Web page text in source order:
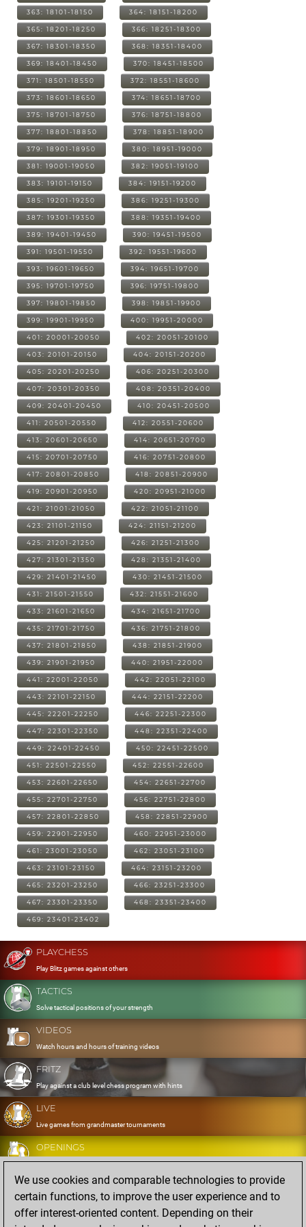
363: 18101-18150 364: 18151-18200
365: 18201-18250 366: 18251-18300
367: 18301-18350 368: 18351-18400
369: 18401-18450 370: 18451-18500
371: 18501-18550 372: 18551-18600
373: 18601-18650 374: 18651-18700
375: 18701-18750 376: 18751-18800
377: 18801-18850 378: 18851-18900
379: 18901-18950 380: 18951-19000
381: 19001-19050 382: 19051-19100
383: 19101-19150 384: 19151-19200
385: 19201-19250 386: 19251-19300
387: 19301-19350 388: 19351-19400
389: 19401-19450 390: 19451-19500
391: 19501-19550 392: 19551-19600
393: 19601-19650 394: 19651-19700
395: 19701-19750 396: 19751-19800
397: 19801-19850 398: 19851-19900
399: 19901-19950 400: 19951-20000
401: 20001-20050 402: 20051-20100
403: 20101-20150 404: 20151-20200
405: 20201-20250 406: 20251-20300
407: 20301-20350 408: 20351-20400
409: 20401-20450 410: 20451-20500
411: 20501-20550 412: 20551-20600
413: 20601-20650 414: 20651-20700
415: 20701-20750 416: 20751-20800
417: 20801-20850 418: 20851-20900
419: 20901-20950 420: 20951-21000
421: 21001-21050 422: 21051-21100
423: 21101-21150 424: 21151-21200
425: 21201-21250 426: 21251-21300
427: 21301-21350 428: 21351-21400
429: 21401-21450 430: 21451-21500
431: 21501-21550 432: 21551-21600
433: 21601-21650 434: 21651-21700
435: 21701-21750 436: 21751-21800
437: 21801-21850 438: 21851-21900
439: 21901-21950 440: 21951-22000
441: 22001-22050 442: 22051-22100
443: 22101-22150 444: 22151-22200
445: 22201-22250 446: 22251-22300
447: 22301-22350 448: 22351-22400
449: 22401-22450 450: 22451-22500
451: 22501-22550 452: 22551-22600
453: 22601-22650 454: 22651-22700
455: 22701-22750 456: 22751-22800
457: 22801-22850 458: 22851-22900
459: 22901-22950 460: 22951-23000
461: 23001-23050 462: 23051-23100
463: 23101-23150 464: 23151-23200
465: 23201-23250 466: 23251-23300
467: 23301-23350 468: 23351-23400
469: 23401-23402
PLAYCHESS
Play Blitz games against others
TACTICS
Solve tactical positions of your strength
VIDEOS
Watch hours and hours of training videos
FRITZ
Play against a club level chess program with hints
LIVE
Live games from grandmaster tournaments
OPENINGS
Develop and exercise your openings
DATABASE
Eight million strong games
We use cookies and comparable technologies to provide
certain functions, to improve the user experience and to
offer interest-oriented content. Depending on their